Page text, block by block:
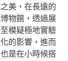
美，在長遠的
物館，透過展
模疑極地實驗
的影響，進而
是在小時候搭